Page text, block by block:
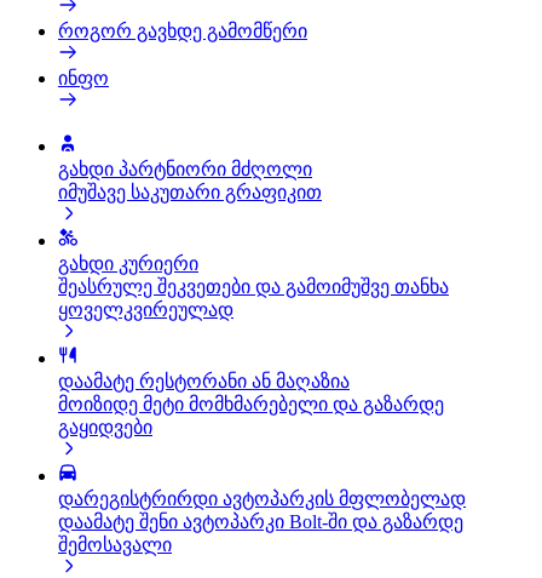
როგორ გავხდე გამომწერი
ინფო
გახდი პარტნიორი მძღოლი
იმუშავე საკუთარი გრაფიკით
გახდი კურიერი
შეასრულე შეკვეთები და გამოიმუშვე თანხა
ყოველკვირეულად
დაამატე რესტორანი ან მაღაზია
მოიზიდე მეტი მომხმარებელი და გაზარდე
გაყიდვები
დარეგისტრირდი ავტოპარკის მფლობელად
დაამატე შენი ავტოპარკი Bolt-ში და გაზარდე
შემოსავალი